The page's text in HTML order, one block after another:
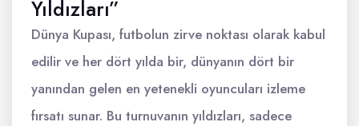
Yıldızları”
Dünya Kupası, futbolun zirve noktası olarak kabul
edilir ve her dört yılda bir, dünyanın dört bir
yanından gelen en yetenekli oyuncuları izleme
fırsatı sunar. Bu turnuvanın yıldızları, sadece